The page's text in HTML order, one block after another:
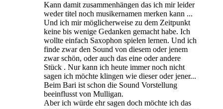
Kann damit zusammenhängen das ich mir leider
weder titel noch musikernamen merken kann ...
Und ich mir möglicherweise zu dem Zeitpunkt
keine bis wenige Gedanken gemacht habe. Ich
wollte einfach Saxophon spielen lernen. Und ich
finde zwar den Sound von diesem oder jenem
zwar schön, oder auch das eine oder andere
Stück . Nur kann ich heute immer noch nicht
sagen ich möchte klingen wie dieser oder jener...
Beim Bari ist schon die Sound Vorstellung
beeinflusst von Mulligan.
Aber ich würde ehr sagen doch möchte ich das